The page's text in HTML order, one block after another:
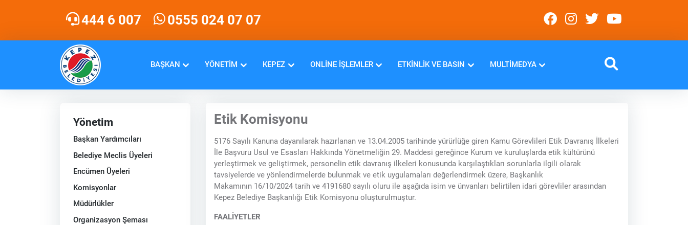
444 6 007 0555 024 07 07
BAŞKAN YÖNETIM KEPEZ ONLINE İŞLEMLER ETKINLIK VE BASIN MULTIMEDYA
Yönetim
Başkan Yardımcıları
Belediye Meclis Üyeleri
Encümen Üyeleri
Komisyonlar
Müdürlükler
Organizasyon Şeması
Etik Komisyonu
5176 Sayılı Kanuna dayanılarak hazırlanan ve 13.04.2005 tarihinde yürürlüğe giren Kamu Görevlileri Etik Davranış İlkeleri
İle Başvuru Usul ve Esasları Hakkında Yönetmeliğin 29. Maddesi gereğince Kurum ve kuruluşlarda etik kültürünü
yerleştirmek ve geliştirmek, personelin etik davranış ilkeleri konusunda karşılaştıkları sorunlarla ilgili olarak
tavsiyelerde ve yönlendirmelerde bulunmak ve etik uygulamaları değerlendirmek üzere, Başkanlık
Makamının 16/10/2024 tarih ve 4191680 sayılı oluru ile aşağıda isim ve ünvanları belirtilen idari görevliler arasından
Kepez Belediye Başkanlığı Etik Komisyonu oluşturulmuştur.
FAALİYETLER